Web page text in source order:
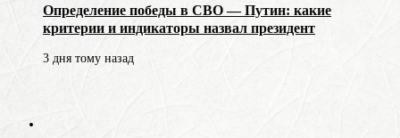
Определение победы в СВО — Путин: какие
критерии и индикаторы назвал президент
3 дня тому назад